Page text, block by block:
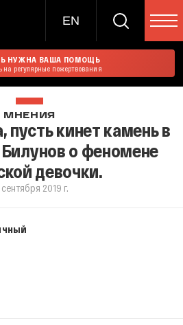
EN
НУЖНА ВАША ПОМОЩЬ
регулярные пожертвования
МНЕНИЯ
пусть кинет камень в
о феномене
девочки.
сентября 2019 г.